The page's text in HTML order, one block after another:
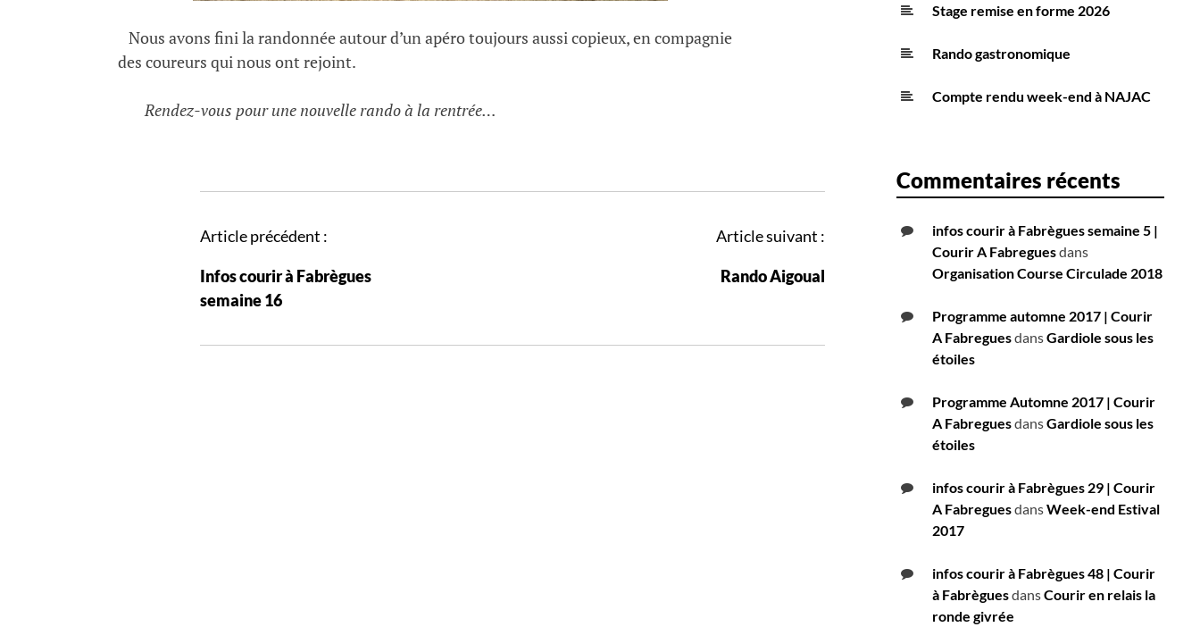
Nous avons fini la randonnée autour d’un apéro toujours aussi copieux, en compagnie
des coureurs qui nous ont rejoint.
Rendez-vous pour une nouvelle rando à la rentrée…
N
v
i
Article précédent :
Infos courir à Fabrègues
semaine 16
Article suivant :
Rando Aigoual
Stage remise en forme 2026
Rando gastronomique
Compte rendu week-end à NAJAC
Commentaires récents
infos courir à Fabrègues semaine 5 |
Courir A Fabreguesdans
Organisation Course Circulade 2018
Programme automne 2017 | Courir
A FabreguesdansGardiole sous les
étoiles
Programme Automne 2017 | Courir
A FabreguesdansGardiole sous les
étoiles
infos courir à Fabrègues 29 | Courir
A FabreguesdansWeek-end Estival
2017
infos courir à Fabrègues 48 | Courir
à FabrèguesdansCourir en relais la
ronde givrée